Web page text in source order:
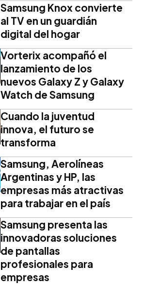
Samsung Knox convierte
al TV en un guardián
digital del hogar
Vorterix acompañó el
lanzamiento de los
nuevos Galaxy Z y Galaxy
Watch de Samsung
Cuando la juventud
innova, el futuro se
transforma
Samsung, Aerolíneas
Argentinas y HP, las
empresas más atractivas
para trabajar en el país
Samsung presenta las
innovadoras soluciones
de pantallas
profesionales para
empresas